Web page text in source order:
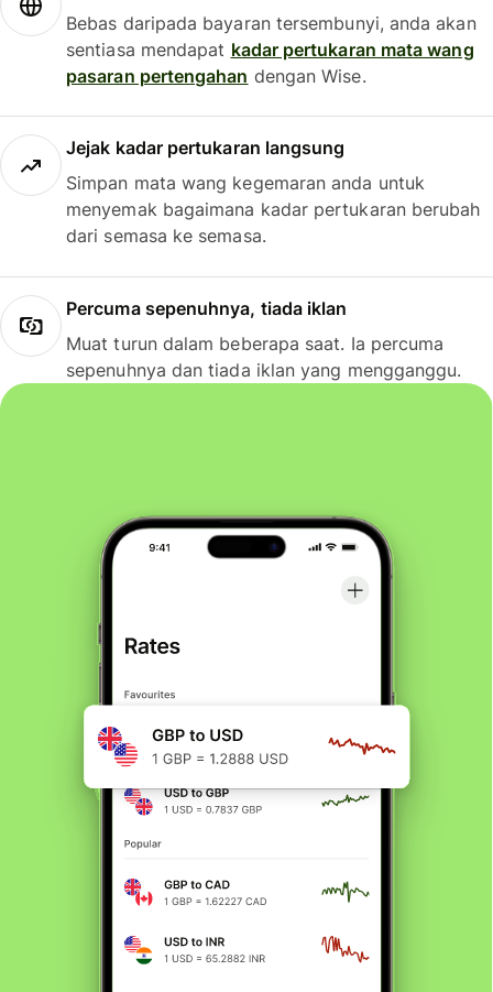
Bebas daripada bayaran tersembunyi, anda akan
sentiasa mendapat kadar pertukaran mata wang
pasaran pertengahan dengan Wise.
Jejak kadar pertukaran langsung
Simpan mata wang kegemaran anda untuk
menyemak bagaimana kadar pertukaran berubah
dari semasa ke semasa.
Percuma sepenuhnya, tiada iklan
Muat turun dalam beberapa saat. Ia percuma
sepenuhnya dan tiada iklan yang mengganggu.